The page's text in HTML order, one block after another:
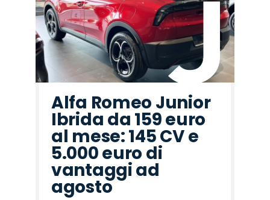
Romeo
Rover
Alfa Romeo Junior
Ibrida da 159 euro
al mese: 145 CV e
5.000 euro di
vantaggi ad
agosto